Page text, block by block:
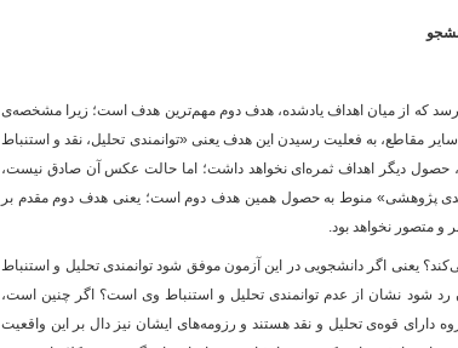
که از میان اهداف یادشده، هدف دوم مهم‌ترین هدف است؛ زیرا مشخصه‌ی
مقاطع، به فعلیت رسیدن این هدف یعنی «توانمندی تحلیل، نقد و استنباط
دیگر اهداف ثمره‌ای نخواهد داشت؛ اما حالت عکس آن صادق نیست،
پژوهشی» منوط به حصول همین هدف دوم است؛ یعنی هدف دوم مقدم بر
نخواهد بود.
یعنی اگر دانشجویی در این آزمون موفق شود توانمندی تحلیل و استنباط
شود نشان از عدم توانمندی تحلیل و استنباط وی است؟ اگر چنین است،
دارای قوه‌ی تحلیل و نقد هستند و رزومه‌های ایشان نیز دال بر این واقعیت